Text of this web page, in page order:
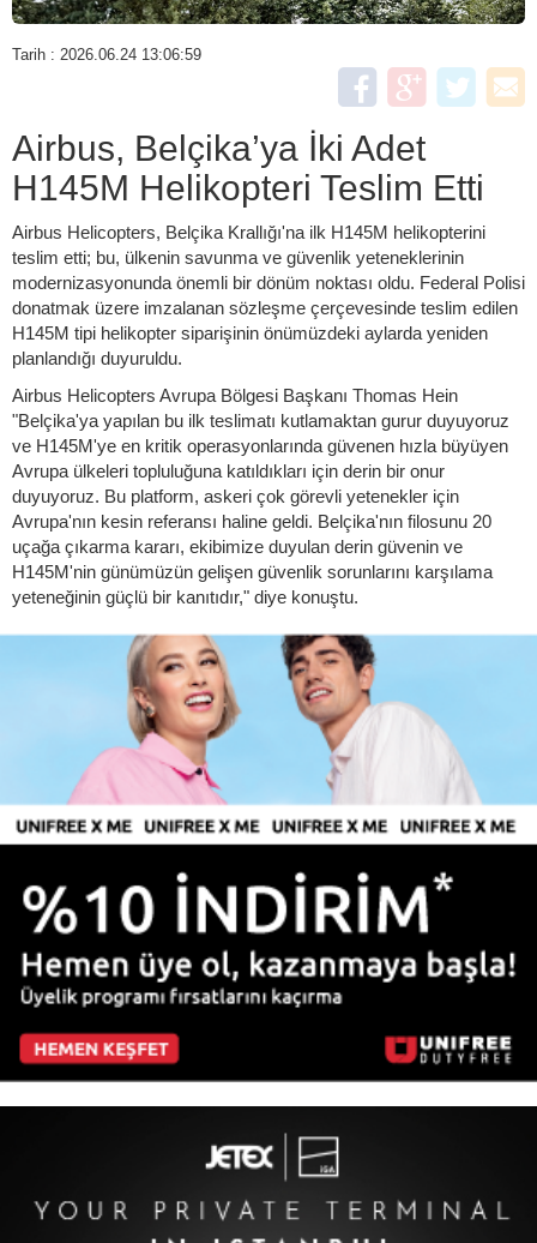
Tarih : 2026.06.24 13:06:59
Airbus, Belçika’ya İki Adet
H145M Helikopteri Teslim Etti
Airbus Helicopters, Belçika Krallığı'na ilk H145M helikopterini
teslim etti; bu, ülkenin savunma ve güvenlik yeteneklerinin
modernizasyonunda önemli bir dönüm noktası oldu. Federal Polisi
donatmak üzere imzalanan sözleşme çerçevesinde teslim edilen
H145M tipi helikopter siparişinin önümüzdeki aylarda yeniden
planlandığı duyuruldu.
Airbus Helicopters Avrupa Bölgesi Başkanı Thomas Hein
"Belçika'ya yapılan bu ilk teslimatı kutlamaktan gurur duyuyoruz
ve H145M'ye en kritik operasyonlarında güvenen hızla büyüyen
Avrupa ülkeleri topluluğuna katıldıkları için derin bir onur
duyuyoruz. Bu platform, askeri çok görevli yetenekler için
Avrupa'nın kesin referansı haline geldi. Belçika'nın filosunu 20
uçağa çıkarma kararı, ekibimize duyulan derin güvenin ve
H145M'nin günümüzün gelişen güvenlik sorunlarını karşılama
yeteneğinin güçlü bir kanıtıdır," diye konuştu.